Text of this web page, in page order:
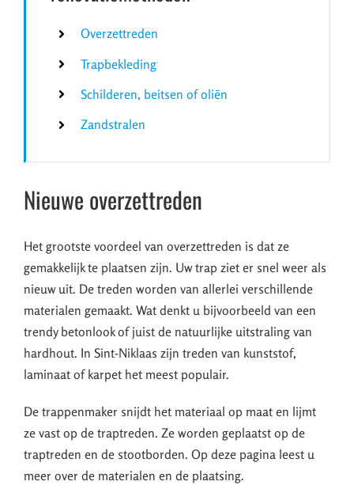
Overzettreden
Trapbekleding
Schilderen, beitsen of oliën
Zandstralen
Nieuwe overzettreden
Het grootste voordeel van overzettreden is dat ze
gemakkelijk te plaatsen zijn. Uw trap ziet er snel weer als
nieuw uit. De treden worden van allerlei verschillende
materialen gemaakt. Wat denkt u bijvoorbeeld van een
trendy betonlook of juist de natuurlijke uitstraling van
hardhout. In Sint-Niklaas zijn treden van kunststof,
laminaat of karpet het meest populair.
De trappenmaker snijdt het materiaal op maat en lijmt
ze vast op de traptreden. Ze worden geplaatst op de
traptreden en de stootborden. Op deze pagina leest u
meer over de materialen en de plaatsing.